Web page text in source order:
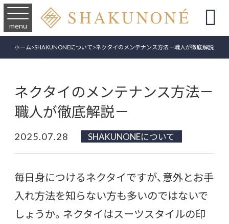
menu 
ホーム>SHAKUNONEについて>ネクタイのメンテナンス方法－職人が徹底解説－
ネクタイのメンテナンス方法－
職人が徹底解説－
2025.07.28 SHAKUNONEについて
毎日身につけるネクタイですが、意外とお手
入れ方法を知らない方も多いのではないで
しょうか。ネクタイはスーツスタイルの印